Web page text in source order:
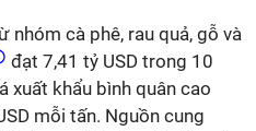
cà phê, rau quả, gỗ và
đạt 7,41 tỷ USD trong 10
xuất khẩu bình quân cao
mỗi tấn. Nguồn cung